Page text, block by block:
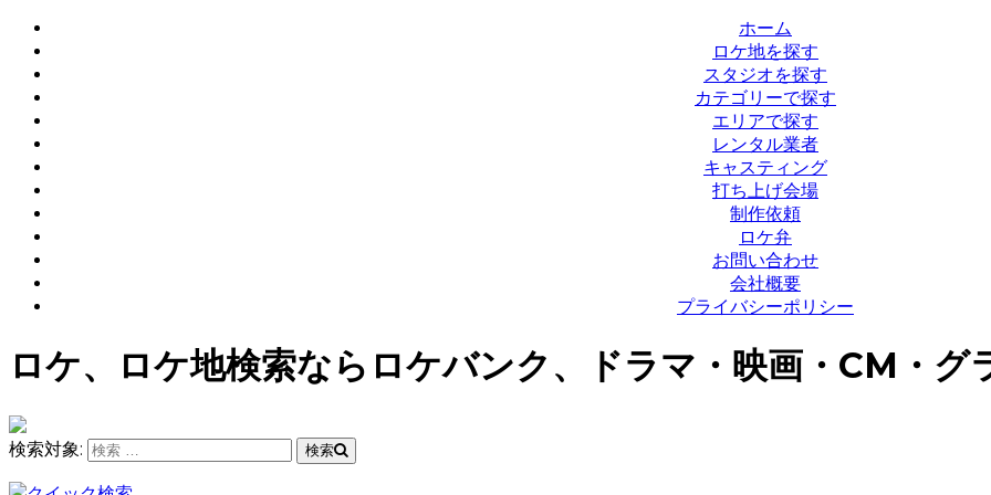
ホーム
ロケ地を探す
スタジオを探す
カテゴリーで探す
エリアで探す
レンタル業者
キャスティング
打ち上げ会場
制作依頼
ロケ弁
お問い合わせ
会社概要
プライバシーポリシー
ロケ、ロケ地検索ならロケバンク、ドラマ・映画・CM・グ
検索対象: 検索